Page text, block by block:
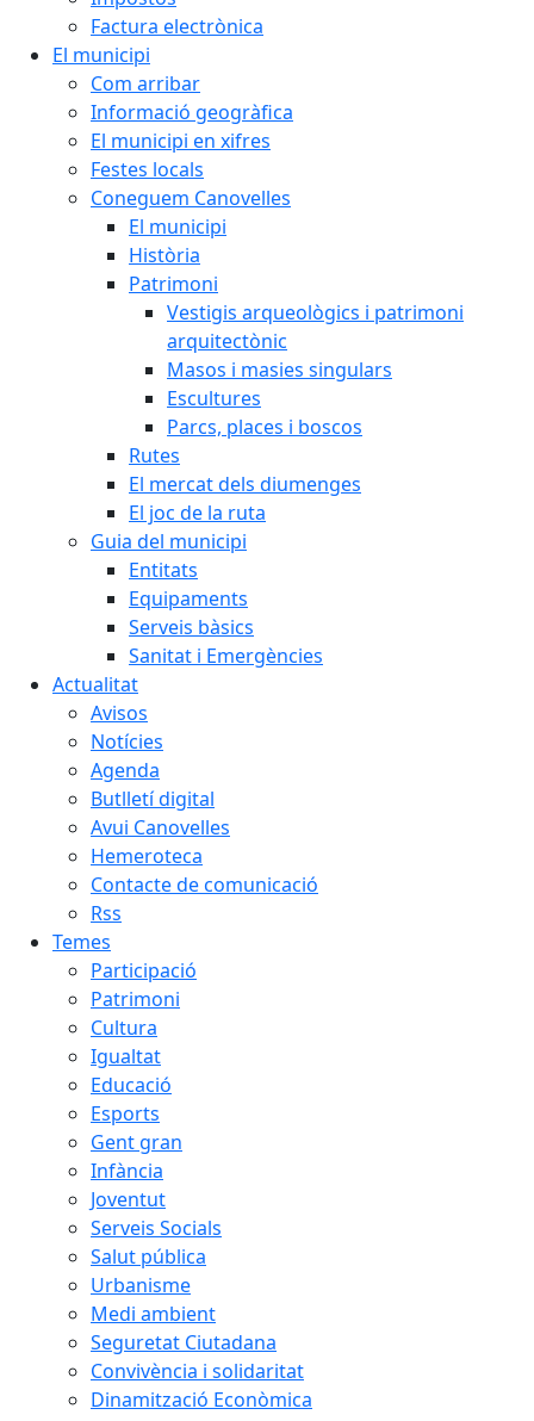
Factura electrònica
El municipi
Com arribar
Informació geogràfica
El municipi en xifres
Festes locals
Coneguem Canovelles
El municipi
Història
Patrimoni
Vestigis arqueològics i patrimoni
arquitectònic
Masos i masies singulars
Escultures
Parcs, places i boscos
Rutes
El mercat dels diumenges
El joc de la ruta
Guia del municipi
Entitats
Equipaments
Serveis bàsics
Sanitat i Emergències
Actualitat
Avisos
Notícies
Agenda
Butlletí digital
Avui Canovelles
Hemeroteca
Contacte de comunicació
Rss
Temes
Participació
Patrimoni
Cultura
Igualtat
Educació
Esports
Gent gran
Infància
Joventut
Serveis Socials
Salut pública
Urbanisme
Medi ambient
Seguretat Ciutadana
Convivència i solidaritat
Dinamització Econòmica